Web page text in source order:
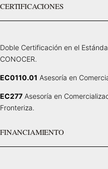
CERTIFICACIONES
Doble Certificación en el
CONOCER.
EC0110.01 Asesoría en
EC277 Asesoría en
Fronteriza.
FINANCIAMIENTO